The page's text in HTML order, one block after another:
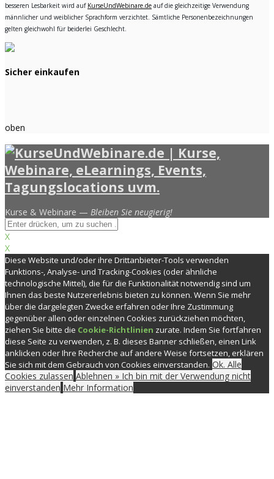
besseren Lesbarkeit wird auf KurseUndWebinare.de auf die gleichzeitige Verwendung
männlicher und weiblicher Sprachform verzichtet. Sämtliche Personenbezeichnungen
gelten gleichwohl für beiderlei Geschlecht.
Sicher einkaufen
oben
Kurse & Webinare — Bleiben Sie neugierig!
X
X
Diese Website und/oder ihre Drittanbieter-Tools verwenden
Funktions-, Analyse- und Tracking-Cookies (oder ähnliche
technologische Mittel), die für die Funktionalität notwendig sind um
Ihnen das beste Nutzererlebnis bieten zu können. Wenn Sie mehr
über die dargelegten Zwecke erfahren oder Ihre Zustimmung
gegenüber allen oder einzelnen Cookies zurückziehen möchten,
ziehen Sie bitte die Cookie-Richtlinien zurate. Indem Sie fortfahren
diese Seite zu verwenden, z. B. dieses Banner schließen, einen Link
anklicken oder Ihre Recherche auf andere Weise fortsetzen, erklären
Sie sich mit dem Gebrauch von Cookies einverstanden. Ok. Alle
Cookies zulassen Ablehnen » Ich bin mit der Verwendung nicht
einverstanden Mehr Information